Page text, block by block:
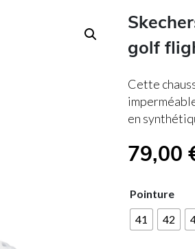
golf
Cette
en
79,00
Pointure
41
42